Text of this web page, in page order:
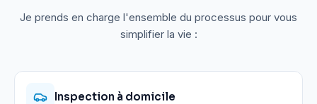
Je prends en charge l'ensemble du processus pour vous
simplifier la vie :
Inspection à domicile